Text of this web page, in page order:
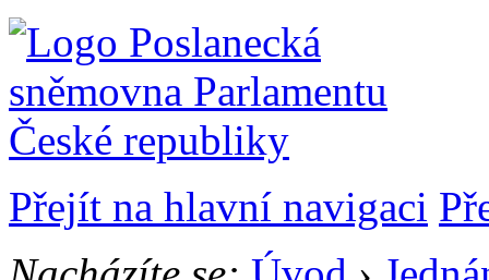
Přejít na hlavní navigaci